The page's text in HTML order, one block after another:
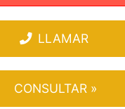
LLAMAR
CONSULTAR »